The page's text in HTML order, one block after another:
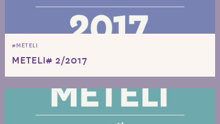
#METELI
METELI# 2/2017